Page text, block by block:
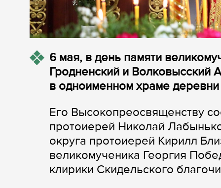
6 мая, в день памяти
Гродненский и Волковысский
в одноименном храме
Его Высокопреосвященству
протоиерей Николай
округа протоиерей Кирилл
великомученика Георгия
клирики Скидельского